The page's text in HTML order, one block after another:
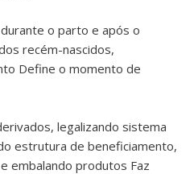
o parto e após o
recém-nascidos,
Define o momento de
legalizando sistema
estrutura de beneficiamento,
embalando produtos Faz